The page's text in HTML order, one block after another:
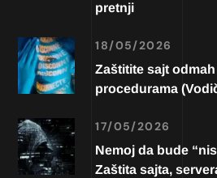
pretnji
18/05/2026
Zaštitite sajt
procedurama
17/05/2026
Nemoj da bude
Zaštita sajta,